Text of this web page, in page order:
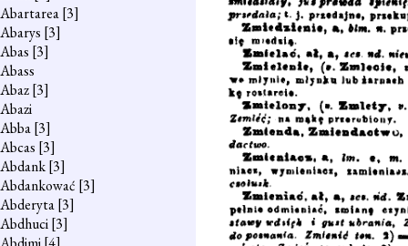
Abartarea[3]
Abarys [3]
Abas [3]
Abass
Abaz[3]
Abazi
Abba[3]
Abcas [3]
Abdank[3]
Abdankować [3]
Abderyta[3]
Abdhuci[3]